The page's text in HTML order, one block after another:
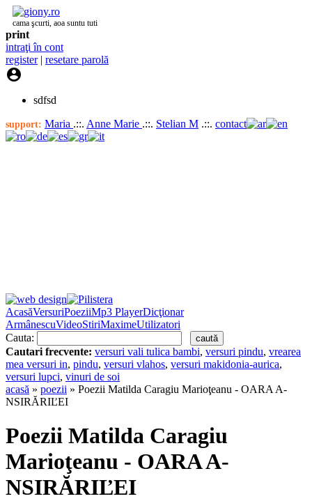
cama şcurti, aoa suntu tuti
print
intraţi în cont
register| resetare parolă

sdfsd
support: Maria .::. Anne Marie .::. Stelian M .::. contact
AcasăVersuriPoeziiMp3 PlayerDicţionar
ArmânescuVideoStiriMaximeUtilizatori
Cauta:
Cautari frecvente: versuri vali tulica bambi, versuri pindu, vrearea
mea versuri in, pindu, versuri vlahos, versuri makidonia-aurica,
versuri lupci, vinuri de soi
acasă » poezii » Poezii Matilda Caragiu Marioţeanu - OARA A-
NSIRĂRIĽEI
Poezii Matilda Caragiu
Marioţeanu - OARA A-
NSIRĂRIĽEI